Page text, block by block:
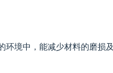
境中，能减少材料的磨损